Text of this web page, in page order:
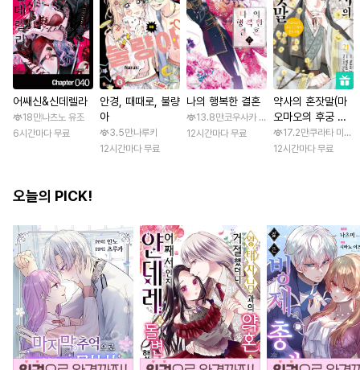
어쌔신&신데렐라
18만나츠노 유조
6시간마다 무료
안경, 때때로, 불량
아
3.5만나루키
12시간마다 무료
나의 행복한 결혼
13.8만코우사카 리토 / 아기토기 아쿠미
12시간마다 무료
약사의 혼잣말(마
오마오의 후궁 수
수께끼 풀이수첩)
17.2만쿠라타 미노
12시간마다 무료
오늘의 PICK!